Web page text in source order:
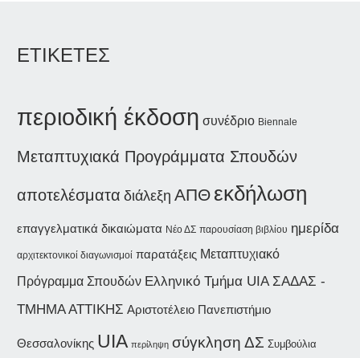
ΕΤΙΚΕΤΕΣ
περιοδική έκδοση συνέδριο Biennale
Μεταπτυχιακά Προγράμματα Σπουδών
αποτελέσματα διάλεξη ΑΠΘ εκδήλωση
επαγγελματικά δικαιώματα Νέο ΔΣ παρουσίαση βιβλίου ημερίδα
αρχιτεκτονικοί διαγωνισμοί παρατάξεις Μεταπτυχιακό
Πρόγραμμα Σπουδών Ελληνικό Τμήμα UIA ΣΑΔΑΣ -
ΤΜΗΜΑ ΑΤΤΙΚΗΣ Αριστοτέλειο Πανεπιστήμιο
Θεσσαλονίκης UIA περίληψη σύγκληση ΔΣ Συμβούλια